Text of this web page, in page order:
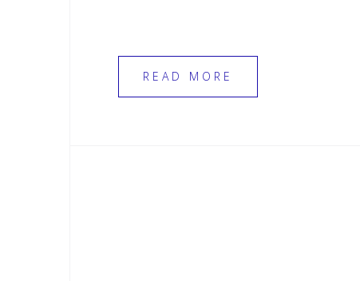
READ MORE